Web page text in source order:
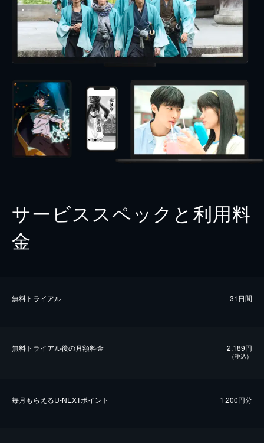
サービススペックと利用料
金
無料トライアル 31日間
無料トライアル後の⽉額料金 2,189円
（税込）
毎⽉もらえるU-NEXTポイント 1,200円分